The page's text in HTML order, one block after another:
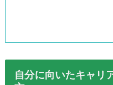
自分に向いたキャリ